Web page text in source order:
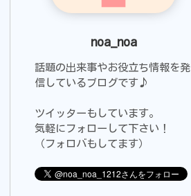
noa_noa
話題の出来事やお役立ち情報を発
信しているブログです♪
ツイッターもしています。
気軽にフォローして下さい！
（フォロバもしてます）